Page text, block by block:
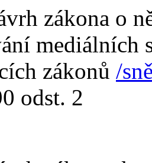
zákona o
mediálních
zákonů /
odst. 2